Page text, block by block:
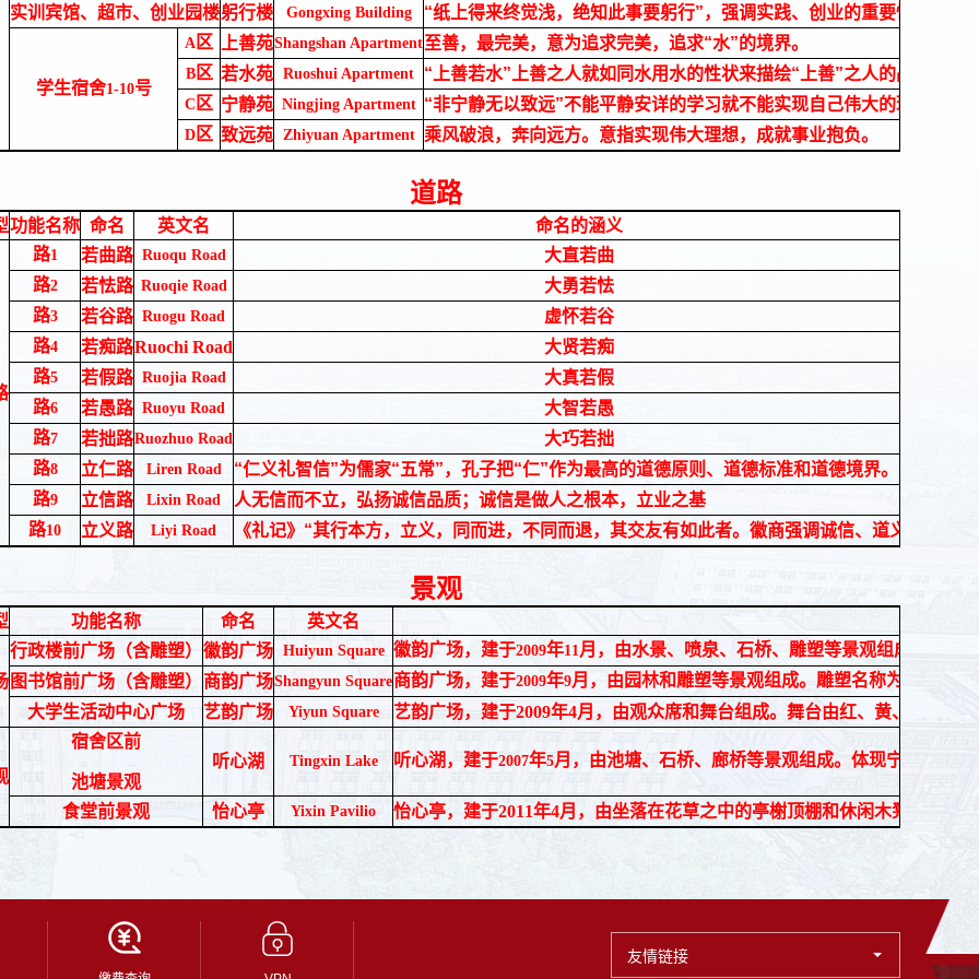
实训宾馆、超市、创业园楼躬行楼 Gongxing Building “纸上得来终觉浅，绝知此事要躬行”，强调实践、创业的重要性
学生宿舍1-10号
A 区 上善苑Shangshan Apartment至善，最完美，意为追求完美，追求“水”的境界。
B区 若水苑 Ruoshui Apartment “上善若水”上善之人就如同水用水的性状来描绘“上善”之人的品格，核
C 区 宁静苑 Ningjing Apartment “非宁静无以致远”不能平静安详的学习就不能实现自己伟大的理想。
D 区 致远苑 Zhiyuan Apartment 乘风破浪，奔向远方。意指实现伟大理想，成就事业抱负。
道路
功能名称 命名 英文名 命名的涵义
路1 若曲路 Ruoqu Road
大直若曲
路2 若怯路 Ruoqie Road
大勇若怯
路3 若谷路 Ruogu Road
虚怀若谷
路4 若痴路Ruochi Road
大贤若痴
路5 若假路 Ruojia Road
大真若假
路6 若愚路 Ruoyu Road
大智若愚
路7 若拙路Ruozhuo Road
大巧若拙
路8 立仁路 Liren Road
“仁义礼智信”为儒家“五常”，孔子把“仁”作为最高的道德原则、道德标准和道德境界。
路9 立信路 Lixin Road
人无信而不立，弘扬诚信品质；诚信是做人之根本，立业之基
路10 立义路 Liyi Road 《礼记》“其行本方，立义，同而进，不同而退，其交友有如此者。徽商强调诚信、道义。
景观
功能名称 命名 英文名
行政楼前广场（含雕塑） 徽韵广场 Huiyun Square 徽韵广场，建于2009年11月，由水景、喷泉、石桥、雕塑等景观组成。雕塑
图书馆前广场（含雕塑）
商韵广场Shangyun Square商韵广场，建于2009年9月，由园林和雕塑等景观组成。雕塑名称为“商”，
大学生活动中心广场
艺韵广场 Yiyun Square 艺韵广场，建于2009年4月 ，由观众席和舞台组成。舞台由红、黄、蓝
宿舍区前
池塘景观
听心湖 Tingxin Lake 听心湖，建于2007年5月，由池塘、石桥、廊桥等景观组成。体现宁静、祥
食堂前景观 怡心亭 Yixin Pavilio 怡心亭，建于2011年4月 ，由坐落在花草之中的亭榭顶棚和休闲木凳组成。
友情链接